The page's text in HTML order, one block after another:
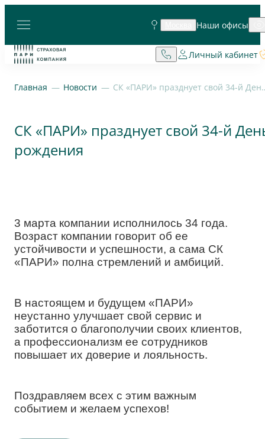
Наши офисы
Личный кабинет
Главная Новости СК «ПАРИ»
СК «ПАРИ» празднует свой 34-й
рождения
3 марта компании исполнилось 34 года.
Возраст компании говорит об ее
устойчивости и успешности, а сама СК
«ПАРИ» полна стремлений и амбиций.
В настоящем и будущем «ПАРИ»
неустанно улучшает свой сервис и
заботится о благополучии своих клиентов,
а профессионализм ее сотрудников
повышает их доверие и лояльность.
Поздравляем всех с этим важным
событием и желаем успехов!